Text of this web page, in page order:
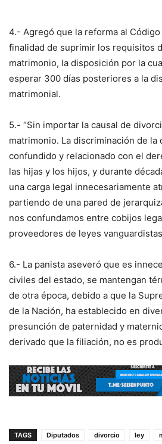
4.- Agregó que la reforma al
finalidad de suprimir los requisitos
matrimonio, la disposición por la
esperar 300 días posteriores a la
matrimonial.
5.- “Sin importar la causal de
matrimonio. La discriminación de la
confundido y relacionado con el
las hijas y los hijos, y durante
una carga legal innecesariamente
partiendo de una pared de
nos confundamos entre cobijos
proveedores de leyes
6.- La panista aseveró que es
civiles del estado, se mantengan
de otra época, debido a que la
de la Nación, ha establecido en
presunción de paternidad y
derivado que la filiación, no es
TAGS Diputados divorcio ley